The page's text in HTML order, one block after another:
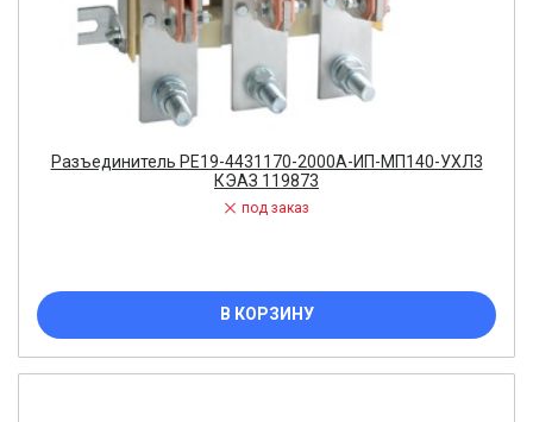
Разъединитель РЕ19-4431170-2000А-ИП-МП140-УХЛ3
КЭАЗ 119873
под заказ
В КОРЗИНУ